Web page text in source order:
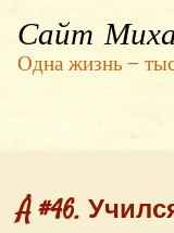
Сайт
Одна жизнь —
Å #46.